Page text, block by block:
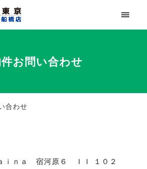
お問い合わせ
合わせ
ｉｎａ 宿河原６ ＩＩ １０２